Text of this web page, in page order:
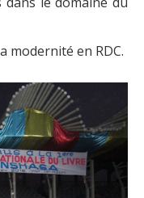
modernité en RDC.